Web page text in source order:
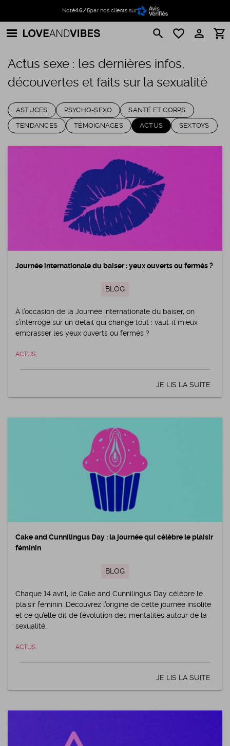
Noté4.6/5par nos clients sur
search favorite_border perm_identity shopping_cart
Actus sexe : les dernières infos,
découvertes et faits sur la sexualité
ASTUCES PSYCHO-SEXO SANTÉ ET CORPS
TENDANCES TÉMOIGNAGES ACTUS SEXTOYS
Journée internationale du baiser : yeux ouverts ou fermés ?
BLOG
À l’occasion de la Journée internationale du baiser, on
s’interroge sur un détail qui change tout : vaut-il mieux
embrasser les yeux ouverts ou fermés ?
ACTUS
JE LIS LA SUITE
Cake and Cunnilingus Day : la journée qui célèbre le plaisir
féminin
BLOG
Chaque 14 avril, le Cake and Cunnilingus Day célèbre le
plaisir féminin. Découvrez l’origine de cette journée insolite
et ce qu’elle dit de l’évolution des mentalités autour de la
sexualité.
ACTUS
JE LIS LA SUITE